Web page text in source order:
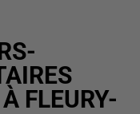
FLEURY-